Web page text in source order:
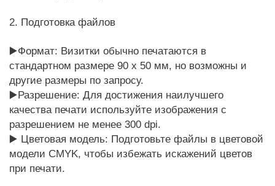
2. Подготовка файлов
▶️Формат: Визитки обычно печатаются в
стандартном размере 90 x 50 мм, но возможны и
другие размеры по запросу.
▶️Разрешение: Для достижения наилучшего
качества печати используйте изображения с
разрешением не менее 300 dpi.
▶️ Цветовая модель: Подготовьте файлы в цветовой
модели CMYK, чтобы избежать искажений цветов
при печати.